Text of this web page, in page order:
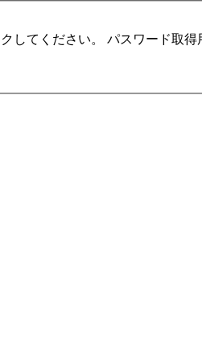
してください。 パスワード取